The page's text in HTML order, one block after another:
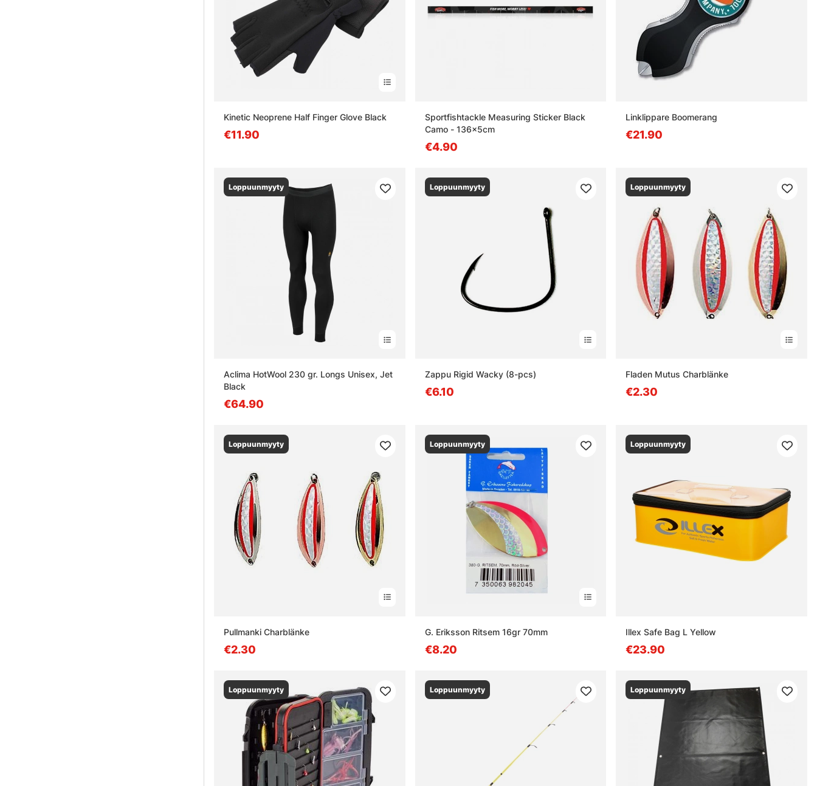
Kinetic Neoprene Half Finger Glove Black
€11.90
Sportfishtackle Measuring Sticker Black
Camo - 136x5cm
€4.90
Linklippare Boomerang
€21.90
Loppuunmyyty
Aclima HotWool 230 gr. Longs Unisex, Jet
Black
€64.90
Loppuunmyyty
Zappu Rigid Wacky (8-pcs)
€6.10
Loppuunmyyty
Fladen Mutus Charblänke
€2.30
Loppuunmyyty
Pullmanki Charblänke
€2.30
Loppuunmyyty
G. Eriksson Ritsem 16gr 70mm
€8.20
Loppuunmyyty
Illex Safe Bag L Yellow
€23.90
Loppuunmyyty Loppuunmyyty Loppuunmyyty